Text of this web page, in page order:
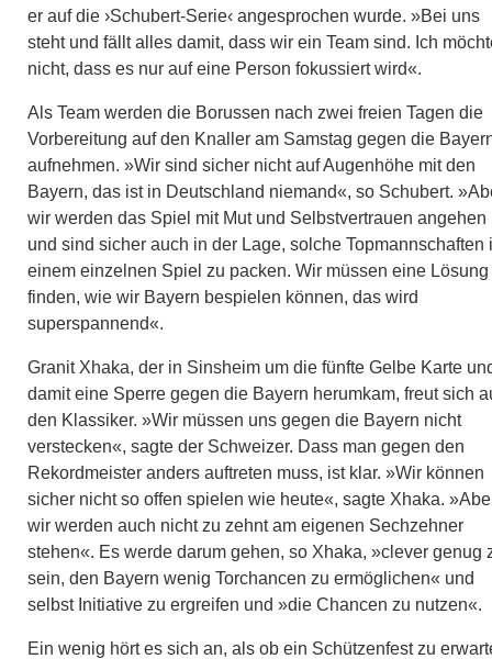
er auf die ›Schubert-Serie‹ angesprochen wurde. »Bei uns
steht und fällt alles damit, dass wir ein Team sind. Ich
nicht, dass es nur auf eine Person fokussiert wird«.
Als Team werden die Borussen nach zwei freien Tagen die
Vorbereitung auf den Knaller am Samstag gegen die
aufnehmen. »Wir sind sicher nicht auf Augenhöhe mit den
Bayern, das ist in Deutschland niemand«, so Schubert.
wir werden das Spiel mit Mut und Selbstvertrauen angehen
und sind sicher auch in der Lage, solche Topmannschaften
einem einzelnen Spiel zu packen. Wir müssen eine Lösung
finden, wie wir Bayern bespielen können, das wird
superspannend«.
Granit Xhaka, der in Sinsheim um die fünfte Gelbe Karte
damit eine Sperre gegen die Bayern herumkam, freut sich
den Klassiker. »Wir müssen uns gegen die Bayern nicht
verstecken«, sagte der Schweizer. Dass man gegen den
Rekordmeister anders auftreten muss, ist klar. »Wir können
sicher nicht so offen spielen wie heute«, sagte Xhaka.
wir werden auch nicht zu zehnt am eigenen Sechzehner
stehen«. Es werde darum gehen, so Xhaka, »clever genug
sein, den Bayern wenig Torchancen zu ermöglichen« und
selbst Initiative zu ergreifen und »die Chancen zu nutzen«.
Ein wenig hört es sich an, als ob ein Schützenfest zu